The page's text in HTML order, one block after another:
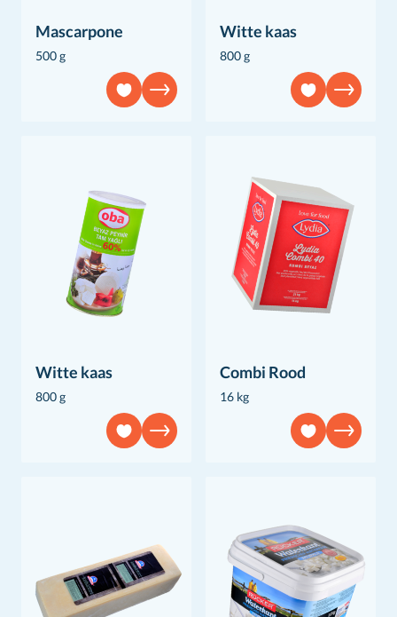
Mascarpone
500 g
Witte kaas
800 g
Witte kaas
800 g
Combi Rood
16 kg